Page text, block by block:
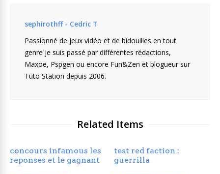
sephirothff - Cedric T
Passionné de jeux vidéo et de bidouilles en tout
genre je suis passé par différentes rédactions,
Maxoe, Pspgen ou encore Fun&Zen et blogueur sur
Tuto Station depuis 2006.
Related Items
concours infamous les
reponses et le gagnant
test red faction :
guerrilla